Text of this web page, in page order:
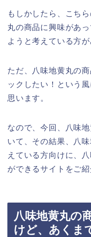
もしかしたら、こち
丸の商品に興味があ
ようと考えている方
ただ、八味地黄丸の
ックしたい！という
思います。
なので、今回、八味
いて、その結果、八
えている方向けに、
ができるサイトをご
八味地黄丸の
けど、あくま